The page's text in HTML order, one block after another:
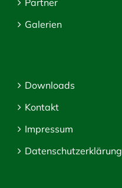
Partner
Galerien
Downloads
Kontakt
Impressum
Datenschutzerklärung